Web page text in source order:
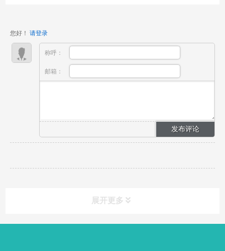
您好！ 请登录
称呼：
邮箱：
展开更多